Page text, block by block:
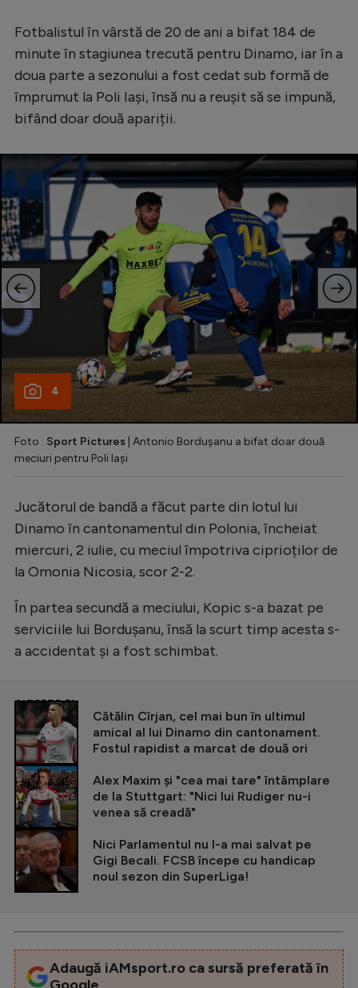
Fotbalistul în vârstă de 20 de ani a bifat 184 de
minute în stagiunea trecută pentru Dinamo, iar în a
doua parte a sezonului a fost cedat sub formă de
împrumut la Poli Iași, însă nu a reușit să se impună,
bifând doar două apariții.
4
Foto : Sport Pictures | Antonio Bordușanu a bifat doar două
meciuri pentru Poli Iași
Jucătorul de bandă a făcut parte din lotul lui
Dinamo în cantonamentul din Polonia, încheiat
miercuri, 2 iulie, cu meciul împotriva ciprioților de
la Omonia Nicosia, scor 2-2.
În partea secundă a meciului, Kopic s-a bazat pe
serviciile lui Bordușanu, însă la scurt timp acesta s-
a accidentat și a fost schimbat.
CITEȘTE ȘI
Cătălin Cîrjan, cel mai bun în ultimul
amical al lui Dinamo din cantonament.
Fostul rapidist a marcat de două ori
Alex Maxim și "cea mai tare" întâmplare
de la Stuttgart: "Nici lui Rudiger nu-i
venea să creadă"
Nici Parlamentul nu l-a mai salvat pe
Gigi Becali. FCSB începe cu handicap
noul sezon din SuperLiga!
Adaugă iAMsport.ro ca sursă preferată în